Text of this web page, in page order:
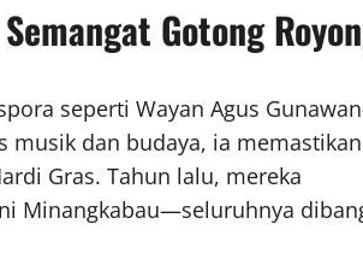
Gotong
seperti Wayan Agus
musik dan budaya, ia memastikan
Gras. Tahun lalu, mereka
Minangkabau—seluruhnya